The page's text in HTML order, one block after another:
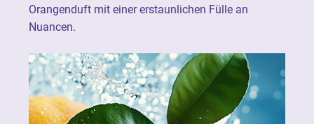
Orangenduft mit einer erstaunlichen Fülle an
Nuancen.